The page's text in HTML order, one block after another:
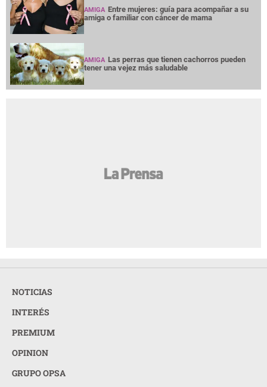
AMIGA Entre mujeres: guía para acompañar a su
amiga o familiar con cáncer de mama
AMIGA Las perras que tienen cachorros pueden
tener una vejez más saludable
NOTICIAS
INTERÉS
PREMIUM
OPINION
GRUPO OPSA